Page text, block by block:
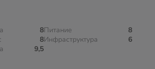
8
8
9,5
Питание
8
Инфраструктура
6